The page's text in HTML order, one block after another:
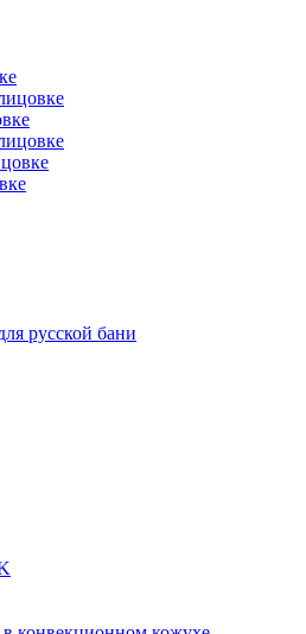
русской бани